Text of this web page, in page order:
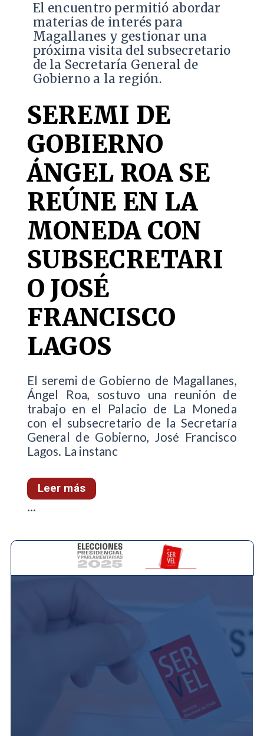
El encuentro permitió abordar
materias de interés para
Magallanes y gestionar una
próxima visita del subsecretario
de la Secretaría General de
Gobierno a la región.
SEREMI DE
GOBIERNO
ÁNGEL ROA SE
REÚNE EN LA
MONEDA CON
SUBSECRETARI
O JOSÉ
FRANCISCO
LAGOS
El seremi de Gobierno de Magallanes,
Ángel Roa, sostuvo una reunión de
trabajo en el Palacio de La Moneda
con el subsecretario de la Secretaría
General de Gobierno, José Francisco
Lagos. La instanc
Leer más
...